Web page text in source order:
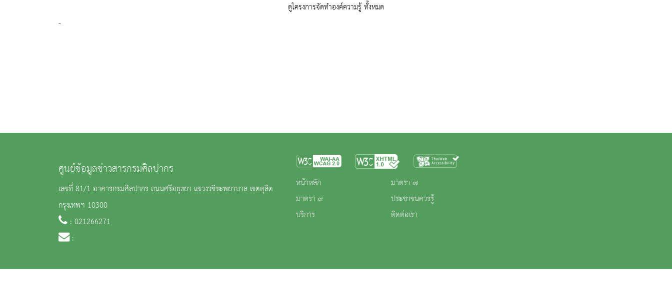
ดูโครงการจัดทำองค์ความรู้ ทั้งหมด
-
ศูนย์ข้อมูลข่าวสารกรมศิลปากร
เลขที่ 81/1 อาคารกรมศิลปากร ถนนศรีอยุธยา แขวงวชิระพยาบาล เขตดุสิต
กรุงเทพฯ 10300
: 021266271
:
หน้าหลัก
มาตรา ๙
บริการ
มาตรา ๗
ประชาชนควรรู้
ติดต่อเรา